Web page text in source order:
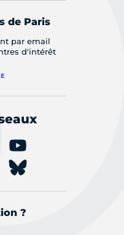
de Paris
par email
d'intérêt
?